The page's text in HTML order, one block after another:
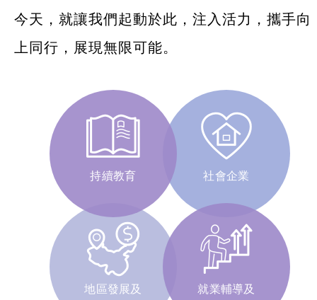
今天，就讓我們起動於此，注入活力，攜手向
上同行，展現無限可能。
持續教育 社會企業
地區發展及
就業輔導及